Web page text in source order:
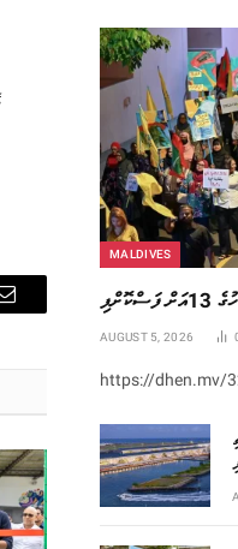
Email
MALDIVES
AUGUST 5, 2026
https://dhen.mv/